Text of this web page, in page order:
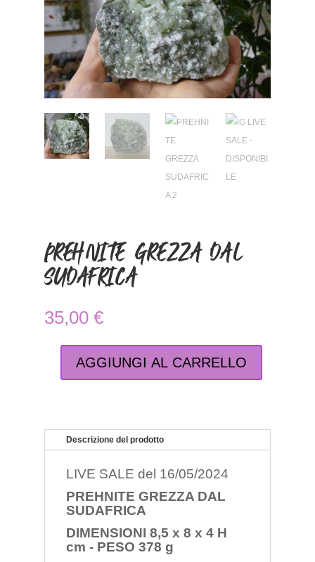
PREHNITE GREZZA DAL
SUDAFRICA
35,00 €
PREHNITE
GREZZA
AGGIUNGI AL CARRELLO
Descrizione del prodotto
LIVE SALE del 16/05/2024
PREHNITE GREZZA DAL
SUDAFRICA
DIMENSIONI 8,5 x 8 x 4 H
cm - PESO 378 g